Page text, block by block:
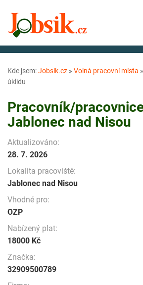
Kde jsem:Jobsik.cz » Volná pracovní místa »
úklidu
Pracovník/
Jablonec nad Nisou
Aktualizováno:
28. 7. 2026
Lokalita pracoviště:
Jablonec nad Nisou
Vhodné pro:
OZP
Nabízený plat:
18000 Kč
Značka:
32909500789